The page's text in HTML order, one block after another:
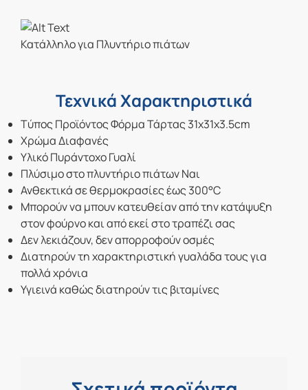
Κατάλληλο για Πλυντήριο πιάτων
Τεχνικά Χαρακτηριστικά
Tύπος Προϊόντος Φόρμα Τάρτας 31x31x3.5cm
Χρώμα Διαφανές
Υλικό Πυράντοχο Γυαλί
Πλύσιμο στο πλυντήριο πιάτων Ναι
Ανθεκτικά σε θερμοκρασίες έως 300°C
Μπορούν να μπουν κατευθείαν από την κατάψυξη
στον φούρνο και από εκεί στο τραπέζι σας
Δεν λεκιάζουν, δεν απορροφούν οσμές
Διατηρούν τη χαρακτηριστική γυαλάδα τους για
πολλά χρόνια
Υγιεινά καθώς διατηρούν τις βιταμίνες